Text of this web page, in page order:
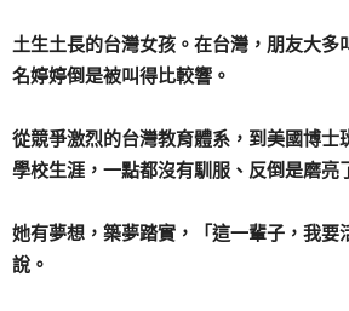
土生土長的台灣女孩。在台灣，朋友大多
名婷婷倒是被叫得比較響。
從競爭激烈的台灣教育體系，到美國博士
學校生涯，一點都沒有馴服、反倒是磨亮
她有夢想，築夢踏實，「這一輩子，我要
說。